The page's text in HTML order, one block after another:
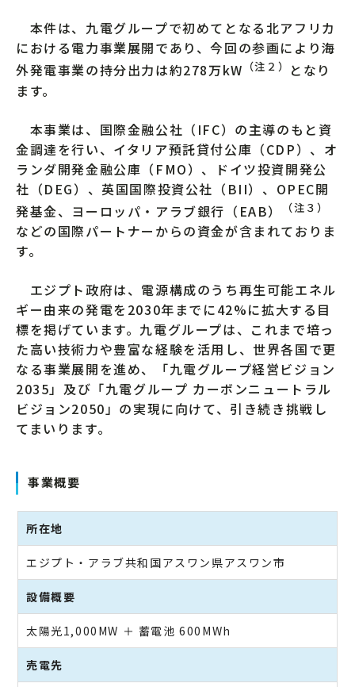
本件は、九電グループで初めてとなる北アフリカ
における電力事業展開であり、今回の参画により海
外発電事業の持分出力は約278万kW （注２）
となり
ます。
本事業は、国際金融公社（IFC）の主導のもと資
金調達を行い、イタリア預託貸付公庫（CDP）、オ
ランダ開発金融公庫（FMO）、ドイツ投資開発公
社（DEG）、英国国際投資公社（BII）、OPEC開
発基金、ヨーロッパ・アラブ銀行（EAB）
（注３）
などの国際パートナーからの資金が含まれておりま
す。
エジプト政府は、電源構成のうち再生可能エネル
ギー由来の発電を2030年までに42%に拡大する目
標を掲げています。九電グループは、これまで培っ
た高い技術力や豊富な経験を活用し、世界各国で更
なる事業展開を進め、「九電グループ経営ビジョン
2035」及び「九電グループ カーボンニュートラル
ビジョン2050」の実現に向けて、引き続き挑戦し
てまいります。
事業概要
所在地
エジプト・アラブ共和国アスワン県アスワン市
設備概要
太陽光1,000MW ＋ 蓄電池 600MWh
売電先